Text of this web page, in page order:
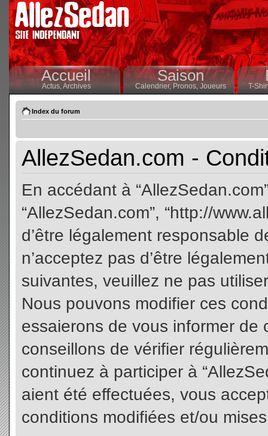
Accueil
Actus,Archives
Saison
Calendrier,Pronos, Joueurs T-
Index du forum
AllezSedan.com -
En accédant à
“AllezSedan.com”, “http://
d’être légalement responsable
n’acceptez pas d’être
suivantes, veuillez ne pas
Nous pouvons modifier ces
essaierons de vous informer
conseillons de vérifier
continuez à participer à
aient été effectuées, vous
conditions modifiées et/ou